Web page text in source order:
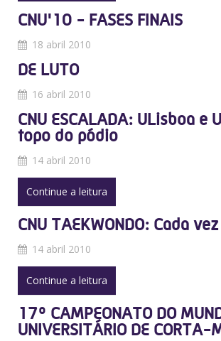
CNU'10 - FASES FINAIS
18 abril 2010
DE LUTO
16 abril 2010
CNU ESCALADA: ULisboa e
topo do pódio
14 abril 2010
Continue a leitura
CNU TAEKWONDO: Cada
14 abril 2010
Continue a leitura
17º CAMPEONATO DO
UNIVERSITÁRIO DE